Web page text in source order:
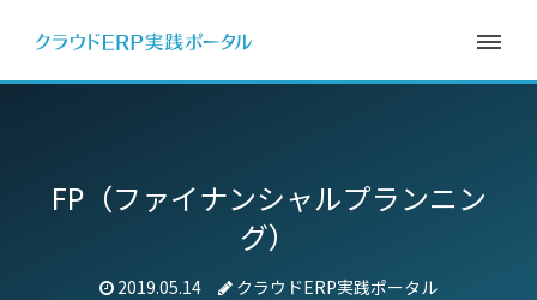
FP（ファイナンシャルプランニン
グ）
2019.05.14 クラウドERP実践ポータル